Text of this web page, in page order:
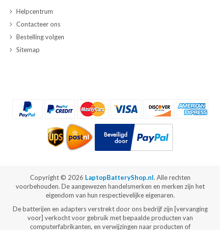
Helpcentrum
Contacteer ons
Bestelling volgen
Sitemap
Copyright © 2026 LaptopBatteryShop.nl. Alle rechten
voorbehouden. De aangewezen handelsmerken en merken zijn het
eigendom van hun respectievelijke eigenaren.
De batterijen en adapters verstrekt door ons bedrijf zijn [vervanging
voor] verkocht voor gebruik met bepaalde producten van
computerfabrikanten, en verwijzingen naar producten of